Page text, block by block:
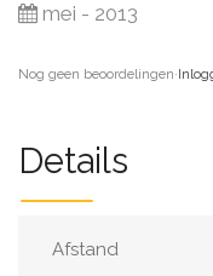
mei - 2013
Nog geen beoordelingen·
Details
Afstand